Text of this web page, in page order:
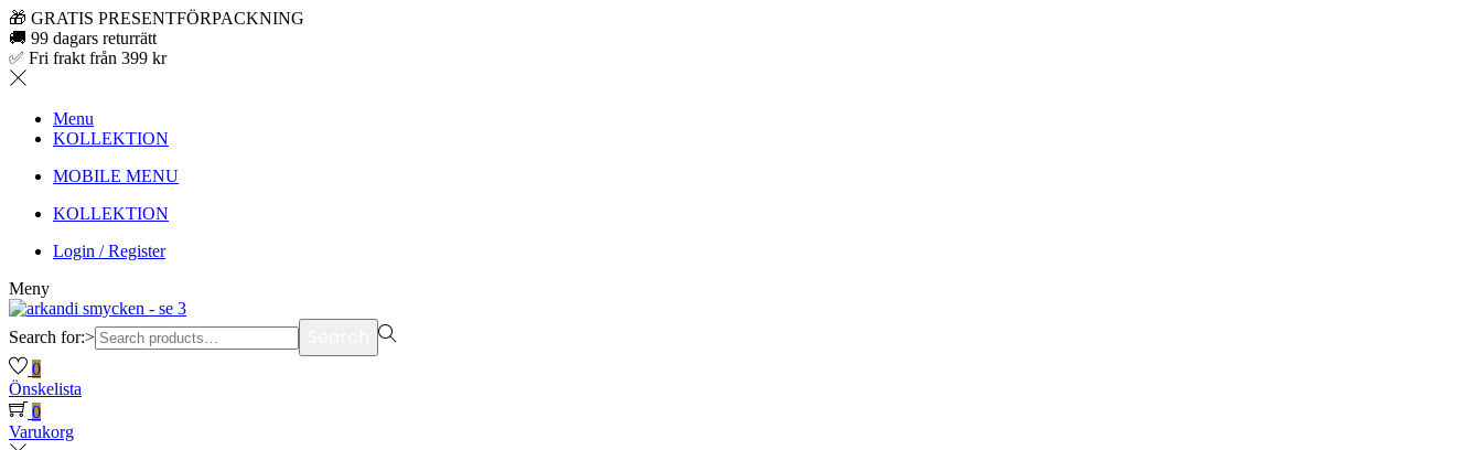
🎁 GRATIS PRESENTFÖRPACKNING
🚚 99 dagars returrätt
✅ Fri frakt från 399 kr
Menu
KOLLEKTION
MOBILE MENU
KOLLEKTION
Login / Register
Meny
Search for:>
0
Önskelista
0
Varukorg